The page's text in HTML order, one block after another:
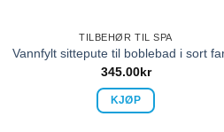
TILBEHØR TIL SPA
Vannfylt sittepute til boblebad i sort
345.00kr
KJØP